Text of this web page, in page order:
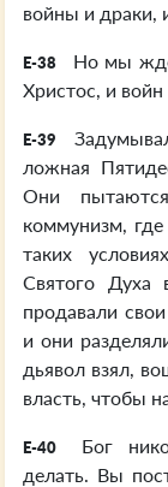
войны и драки,
E-38
Но мы
Христос, и
E-39
ложная
Они
коммунизм,
таких
Святого Духа
продавали
и они
дьявол взял,
власть, чтобы
E-40
Бог
делать. Вы